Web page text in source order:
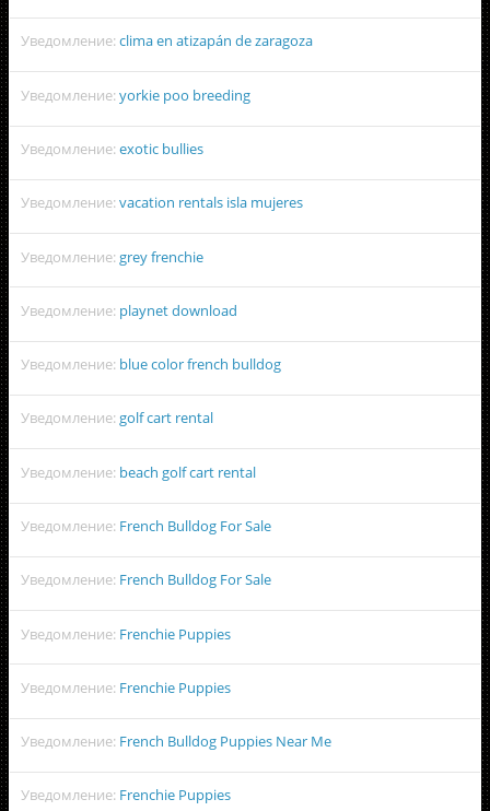
Уведомление:clima en atizapán de zaragoza
Уведомление:yorkie poo breeding
Уведомление:exotic bullies
Уведомление:vacation rentals isla mujeres
Уведомление:grey frenchie
Уведомление: playnet download
Уведомление: blue color french bulldog
Уведомление:golf cart rental
Уведомление: beach golf cart rental
Уведомление: French Bulldog For Sale
Уведомление: French Bulldog For Sale
Уведомление: Frenchie Puppies
Уведомление: Frenchie Puppies
Уведомление: French Bulldog Puppies Near Me
Уведомление: Frenchie Puppies